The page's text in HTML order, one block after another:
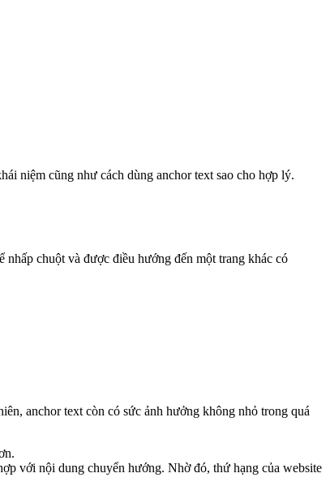
niệm cũng như cách dùng anchor text sao cho hợp lý.
chuột và được điều hướng đến một trang khác có
anchor text còn có sức ảnh hưởng không nhỏ trong quá
với nội dung chuyển hướng. Nhờ đó, thứ hạng của website